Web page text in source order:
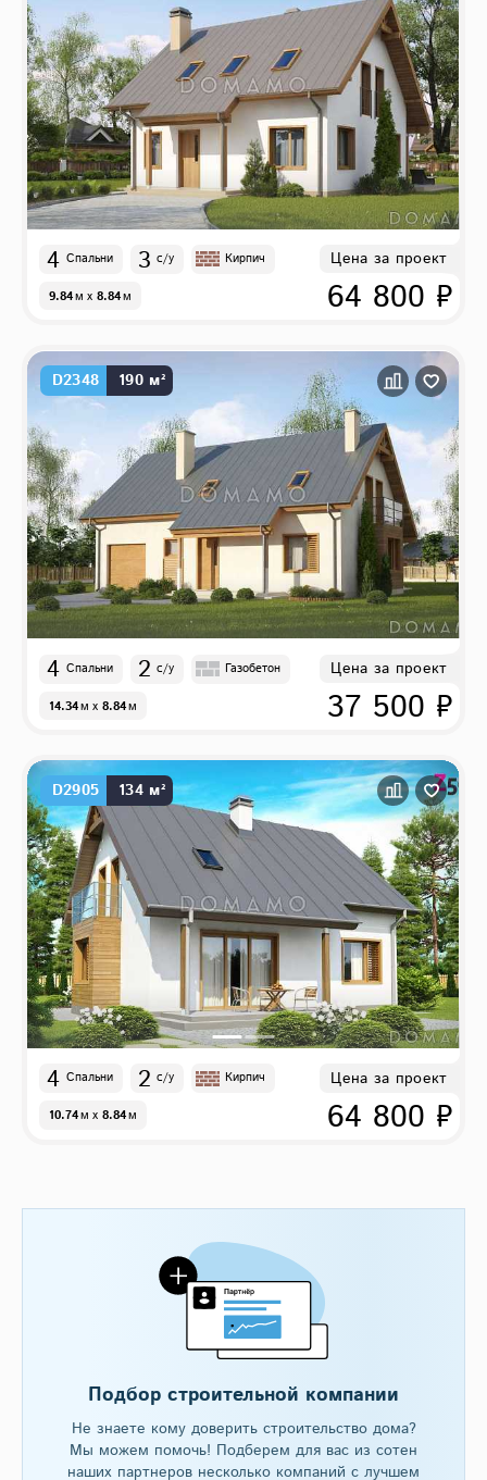
4 Спальни 3 с/у Кирпич
9.84м x 8.84м
Цена за проект
64 800 ₽
D2348 190 м²
4 Спальни 2 с/у Газобетон
14.34м x 8.84м
Цена за проект
37 500 ₽
D2905 134 м²
4 Спальни 2 с/у Кирпич
10.74м x 8.84м
Цена за проект
64 800 ₽
Подбор строительной компании
Не знаете кому доверить строительство дома?
Мы можем помочь! Подберем для вас из сотен
наших партнеров несколько компаний с лучшем